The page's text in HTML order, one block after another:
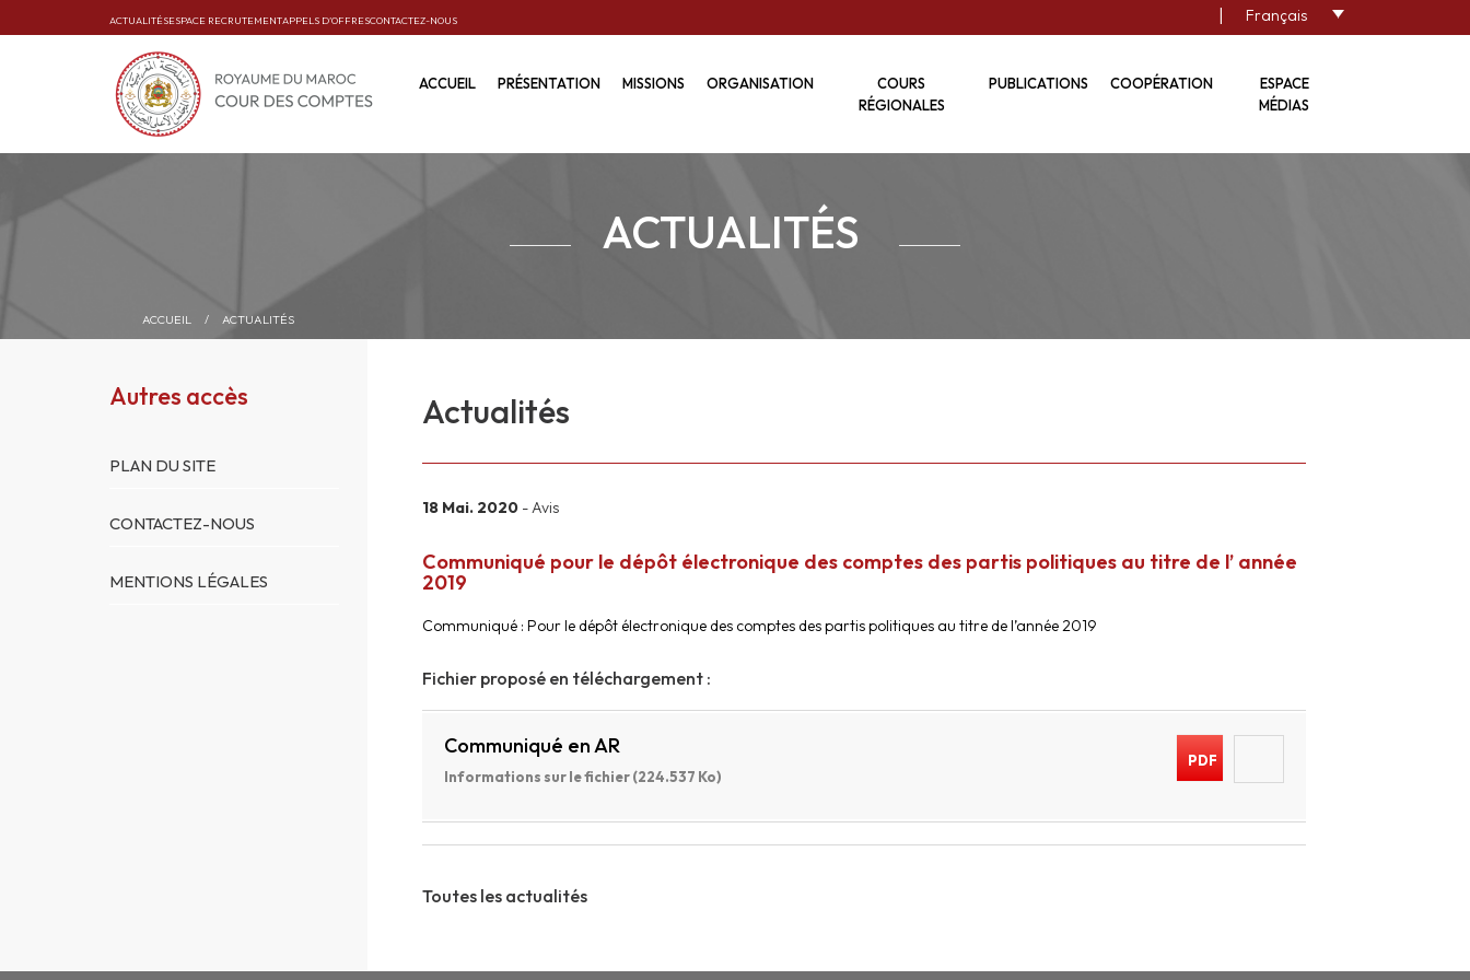
ACTUALITÉSESPACE RECRUTEMENTAPPELS D’OFFRESCONTACTEZ-NOUS | Français
ACCUEIL PRÉSENTATION MISSIONS ORGANISATION
COURS
RÉGIONALES
PUBLICATIONS COOPÉRATION
ESPACE
MÉDIAS
ACTUALITÉS
ACCUEIL / ACTUALITÉS
Autres accès
PLAN DU SITE
CONTACTEZ-NOUS
MENTIONS LÉGALES
Actualités
18 Mai. 2020 - Avis
Communiqué pour le dépôt électronique des comptes des partis politiques au titre de l’ année
2019
Communiqué : Pour le dépôt électronique des comptes des partis politiques au titre de l’année 2019
Fichier proposé en téléchargement :
Communiqué en AR
Informations sur le fichier (224.537 Ko)
PDF
Toutes les actualités